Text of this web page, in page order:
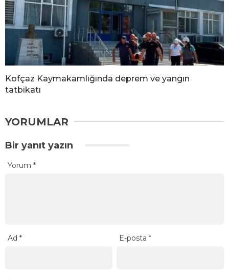
Kofçaz Kaymakamlığında deprem ve yangın
tatbikatı
YORUMLAR
Bir yanıt yazın
Yorum *
Ad * E-posta*